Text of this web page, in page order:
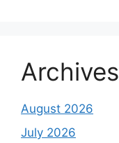
Archives
August 2026
July 2026